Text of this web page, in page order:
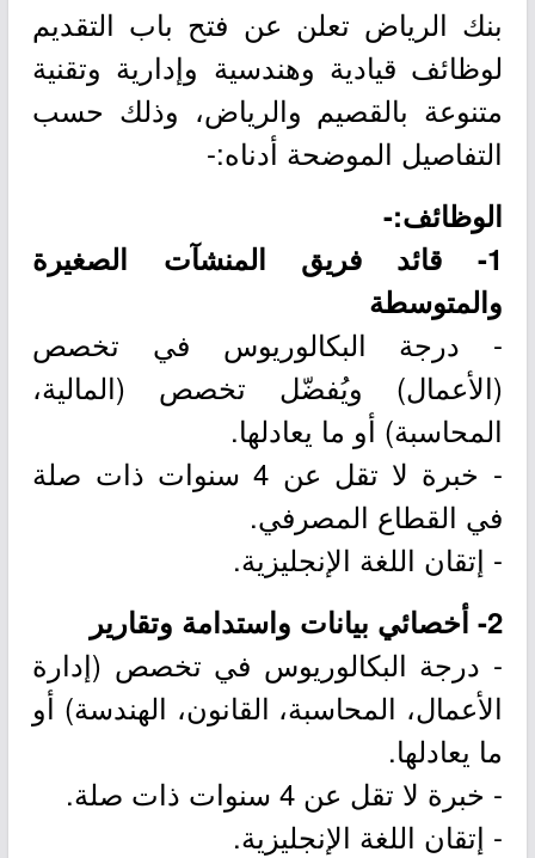
بنك الرياض تعلن عن فتح باب التقديم
لوظائف قيادية وهندسية وإدارية وتقنية
متنوعة بالقصيم والرياض، وذلك حسب
التفاصيل الموضحة أدناه:-
الوظائف:-
1- قائد فريق المنشآت الصغيرة
والمتوسطة
- درجة البكالوريوس في تخصص
(الأعمال) ويُفضّل تخصص (المالية،
المحاسبة) أو ما يعادلها.
- خبرة لا تقل عن 4 سنوات ذات صلة
في القطاع المصرفي.
- إتقان اللغة الإنجليزية.
2- أخصائي بيانات واستدامة وتقارير
- درجة البكالوريوس في تخصص (إدارة
الأعمال، المحاسبة، القانون، الهندسة) أو
ما يعادلها.
- خبرة لا تقل عن 4 سنوات ذات صلة.
- إتقان اللغة الإنجليزية.